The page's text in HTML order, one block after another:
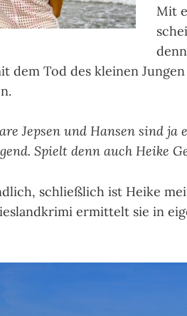
Mit
dem Tod des kleinen
Jepsen und Hansen sind
Spielt denn auch Heike
schließlich ist Heike
ermittelt sie in